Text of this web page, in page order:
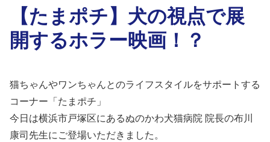
【たまポチ】犬の視点で展
開するホラー映画！？
猫ちゃんやワンちゃんとのライフスタイルをサポートする
コーナー「たまポチ」
今日は横浜市戸塚区にあるぬのかわ犬猫病院 院長の布川
康司先生にご登場いただきました。